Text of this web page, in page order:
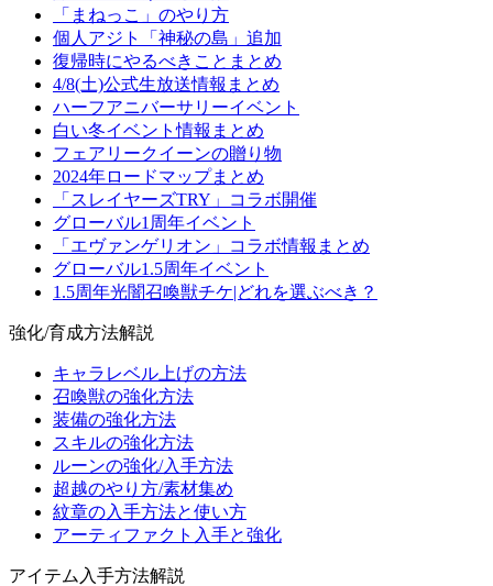
「まねっこ」のやり方
個人アジト「神秘の島」追加
復帰時にやるべきことまとめ
4/8(土)公式生放送情報まとめ
ハーフアニバーサリーイベント
白い冬イベント情報まとめ
フェアリークイーンの贈り物
2024年ロードマップまとめ
「スレイヤーズTRY」コラボ開催
グローバル1周年イベント
「エヴァンゲリオン」コラボ情報まとめ
グローバル1.5周年イベント
1.5周年光闇召喚獣チケ|どれを選ぶべき？
強化/育成方法解説
キャラレベル上げの方法
召喚獣の強化方法
装備の強化方法
スキルの強化方法
ルーンの強化/入手方法
超越のやり方/素材集め
紋章の入手方法と使い方
アーティファクト入手と強化
アイテム入手方法解説